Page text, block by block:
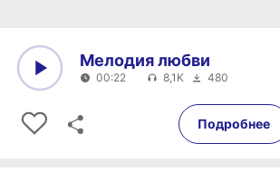
00:22
Мелодия любви
00:22 8,1K 480
Подробнее